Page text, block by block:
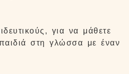
για να μάθετε
στη γλώσσα με έναν